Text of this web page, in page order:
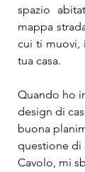
spazio
mappa
cui ti muovi,
tua casa.
Quando ho
design di
buona
questione di
Cavolo, mi